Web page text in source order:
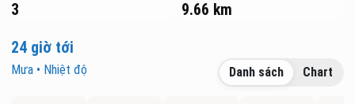
3 9.66 km
24 giờ tới
Mưa • Nhiệt độ Danh sách Chart